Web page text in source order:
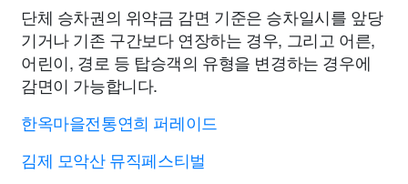
단체 승차권의 위약금 감면 기준은 승차일시를 앞당
기거나 기존 구간보다 연장하는 경우, 그리고 어른,
어린이, 경로 등 탑승객의 유형을 변경하는 경우에
감면이 가능합니다.
한옥마을전통연희 퍼레이드
김제 모악산 뮤직페스티벌